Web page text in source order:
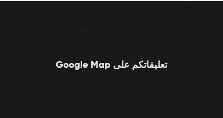
تعليقاتكم على Google Map